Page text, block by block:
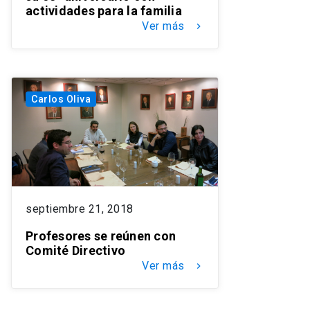
actividades para la familia
Ver más keyboard_arrow_right
Carlos Oliva
septiembre 21, 2018
Profesores se reúnen con
Comité Directivo
Ver más keyboard_arrow_right